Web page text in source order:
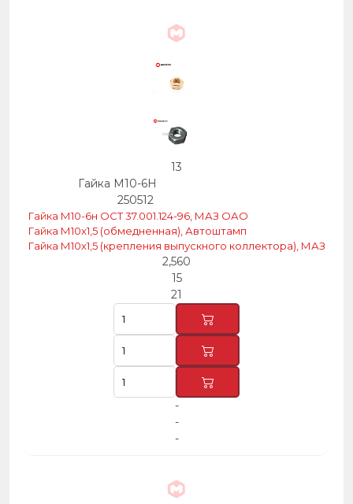
13
Гайка М10-6Н
250512
Гайка М10-6н ОСТ 37.001.124-96, МАЗ ОАО
Гайка М10х1,5 (обмедненная), Автоштамп
Гайка М10х1,5 (крепления выпускного коллектора), МАЗ
2,560
15
21
-
-
-